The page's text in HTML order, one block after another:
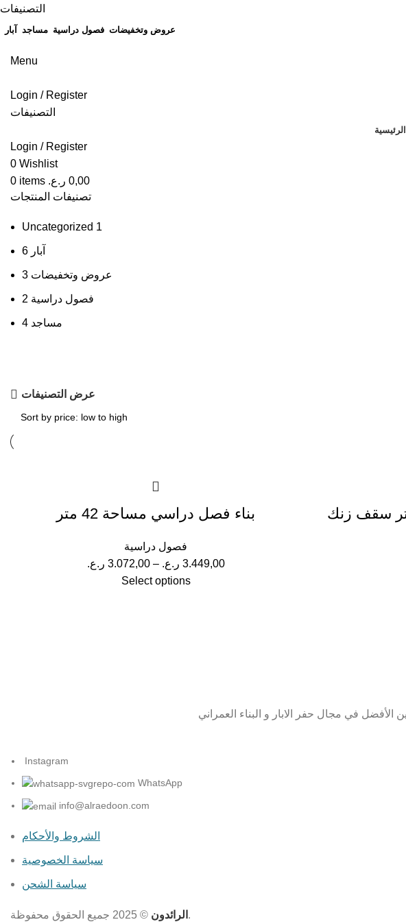
التصنيفات
آبار مساجد فصول دراسية عروض وتخفيضات
Menu
Login / Register
التصنيفات
الرئيسية
Login / Register
0 Wishlist
0 items 0,00 ر.ع.
تصنيفات المنتجات
Uncategorized 1
آبار 6
عروض وتخفيضات 3
فصول دراسية 2
مساجد 4
عرض التصنيفات
بناء فصل دراسي مساحة 42 متر
فصول دراسية
3.072,00 ر.ع. – 3.449,00 ر.ع.
Select options
Instagram
WhatsApp
info@alraedoon.com
الشروط والأحكام
سياسة الخصوصية
سياسة الشحن
الرائدون © 2025 جميع الحقوق محفوظة.